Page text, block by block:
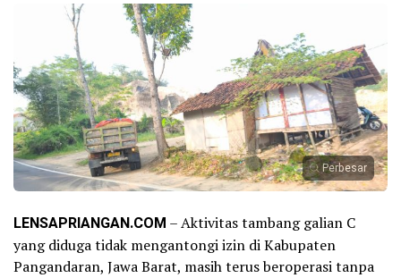
Perbesar
LENSAPRIANGAN.COM – Aktivitas tambang galian C
yang diduga tidak mengantongi izin di Kabupaten
Pangandaran, Jawa Barat, masih terus beroperasi tanpa